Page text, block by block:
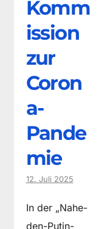
Komm
ission
zur
Coron
a-
Pande
mie
12. Juli 2025
In der „Nahe-
den-Putin-